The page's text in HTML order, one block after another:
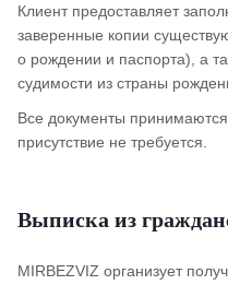
Клиент предоставляет
заверенные копии
о рождении и паспорта), а
судимости из страны
Все документы
присутствие не требуется.
Выписка из
MIRBEZVIZ организует